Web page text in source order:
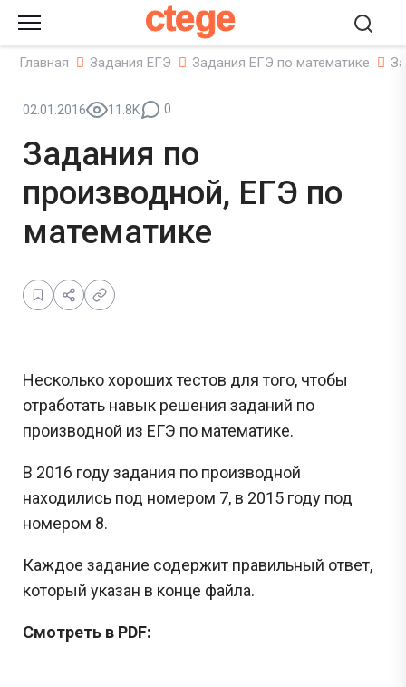
ctege
Главная Задания ЕГЭ Задания ЕГЭ по математике
02.01.2016 11.8K 0
Задания по
производной, ЕГЭ по
математике
Несколько хороших тестов для того, чтобы
отработать навык решения заданий по
производной из ЕГЭ по математике.
В 2016 году задания по производной
находились под номером 7, в 2015 году под
номером 8.
Каждое задание содержит правильный ответ,
который указан в конце файла.
Смотреть в PDF: